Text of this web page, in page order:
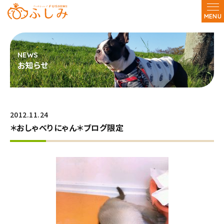
MENU
お知らせ
2012.11.24
＊おしゃべりにゃん＊ブログ限定